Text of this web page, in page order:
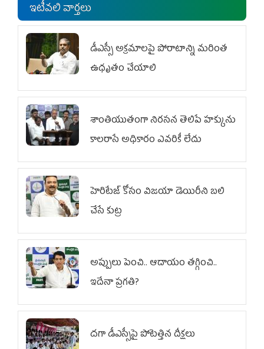
ఇటీవలి వార్తలు
డీఎస్సీ అక్రమాలపై పోరాటాన్ని మరింత
ఉధృతం చేయాలి
శాంతియుతంగా నిరసన తెలిపే హక్కును
కాలరాసే అధికారం ఎవరికీ లేదు
హెరిటేజ్ కోసం విజయా డెయిరీని బలి
చేసే కుట్ర‌
అప్పులు పెంచి.. ఆదాయం తగ్గించి..
ఇదేనా ప్రగతి?
దగా డీఎస్సీపై పోటెత్తిన దీక్షలు